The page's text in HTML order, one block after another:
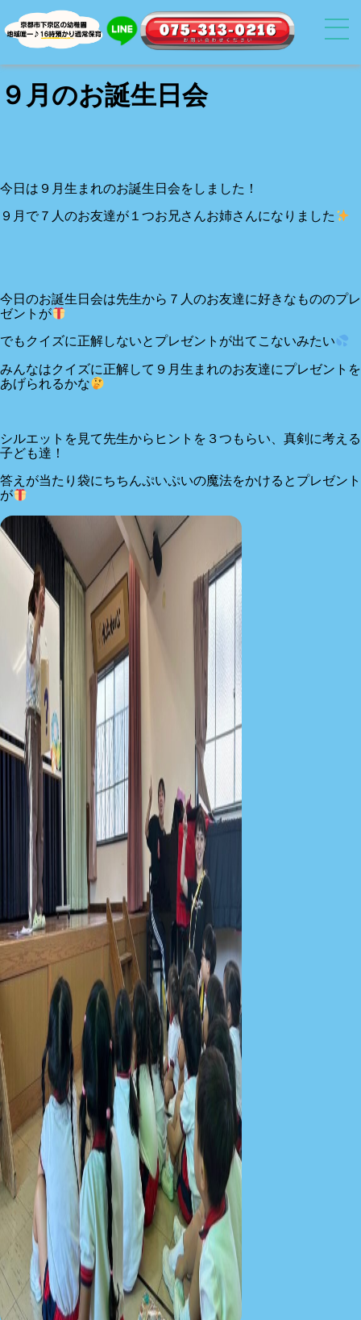
９月のお誕生日会
今日は９月生まれのお誕生日会をしました！
９月で７人のお友達が１つお兄さんお姉さんになりました
今日のお誕生日会は先生から７人のお友達に好きなもののプレ
ゼントが
でもクイズに正解しないとプレゼントが出てこないみたい
みんなはクイズに正解して９月生まれのお友達にプレゼントを
あげられるかな
シルエットを見て先生からヒントを３つもらい、真剣に考える
子ども達！
答えが当たり袋にちちんぷいぷいの魔法をかけるとプレゼント
が